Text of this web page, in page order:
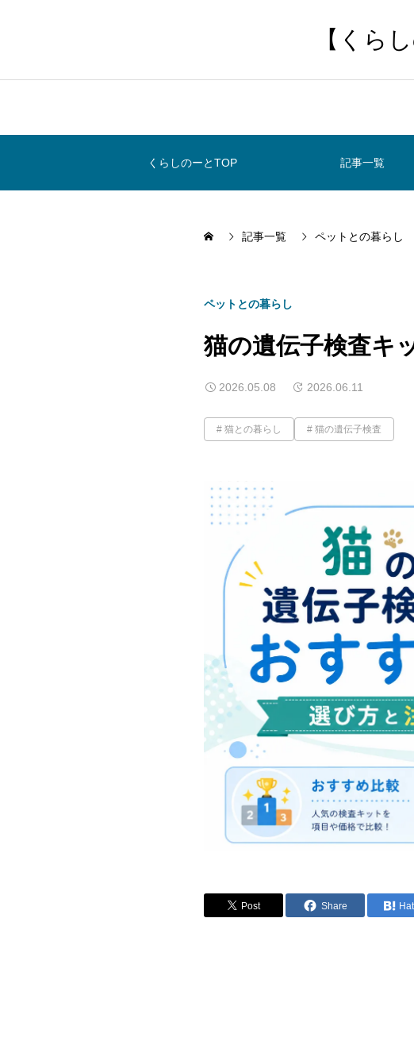
【くら
くらしのーとTOP 記事一覧
記事一覧 ペットとの暮らし
ペットとの暮らし
猫の遺伝子検査キ
2026.05.08 2026.06.11
猫との暮らし 猫の遺伝子検査
Post Share